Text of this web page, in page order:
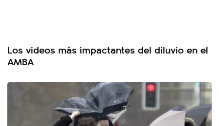
Los videos más impactantes del diluvio en el
AMBA